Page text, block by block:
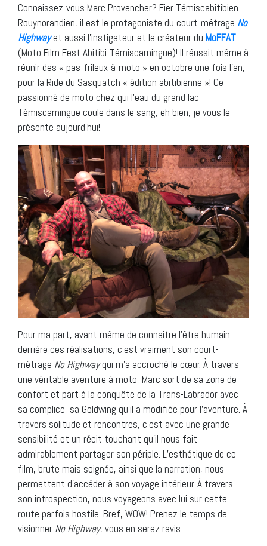
Connaissez-vous Marc Provencher? Fier Témiscabitibien-
Rouynorandien, il est le protagoniste du court-métrage No
Highwayet aussi l’instigateur et le créateur du MoFFAT
(Moto Film Fest Abitibi-Témiscamingue)! Il réussit même à
réunir des « pas-frileux-à-moto » en octobre une fois l’an,
pour la Ride du Sasquatch « édition abitibienne »! Ce
passionné de moto chez qui l’eau du grand lac
Témiscamingue coule dans le sang, eh bien, je vous le
présente aujourd’hui!
Pour ma part, avant même de connaitre l’être humain
derrière ces réalisations, c’est vraiment son court-
métrage No Highwayqui m’a accroché le cœur. À travers
une véritable aventure à moto, Marc sort de sa zone de
confort et part à la conquête de la Trans-Labrador avec
sa complice, sa Goldwing qu’il a modifiée pour l’aventure. À
travers solitude et rencontres, c’est avec une grande
sensibilité et un récit touchant qu’il nous fait
admirablement partager son périple. L’esthétique de ce
film, brute mais soignée, ainsi que la narration, nous
permettent d’accéder à son voyage intérieur. À travers
son introspection, nous voyageons avec lui sur cette
route parfois hostile. Bref, WOW! Prenez le temps de
visionner No Highway, vous en serez ravis.